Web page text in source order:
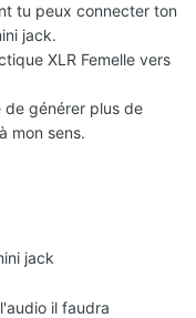
tu peux connecter ton
jack.
XLR Femelle vers
générer plus de
mon sens.
jack
il faudra